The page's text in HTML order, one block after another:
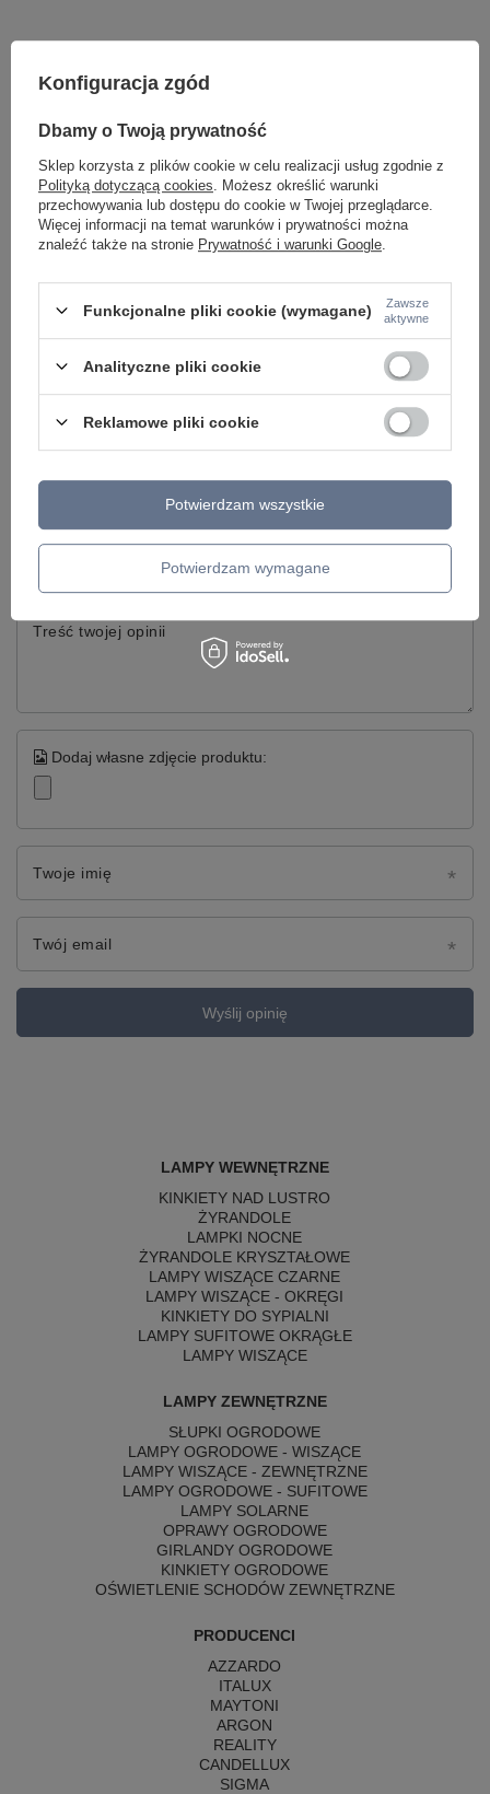
Potrzebujesz pomocy? Masz pytania lub
chcesz lepszą cenę?
Napisz do nas - doradzimy, odpowiemy
Napisz swoją opinię
Twoja ocena:
5/5
Treść twojej opinii
Dodaj własne zdjęcie produktu:
Twoje imię
Twój email
Wyślij opinię
LAMPY WEWNĘTRZNE
KINKIETY NAD LUSTRO
ŻYRANDOLE
LAMPKI NOCNE
ŻYRANDOLE KRYSZTAŁOWE
LAMPY WISZĄCE CZARNE
LAMPY WISZĄCE - OKRĘGI
KINKIETY DO SYPIALNI
LAMPY SUFITOWE OKRĄGŁE
LAMPY WISZĄCE
LAMPY ZEWNĘTRZNE
SŁUPKI OGRODOWE
LAMPY OGRODOWE - WISZĄCE
LAMPY WISZĄCE - ZEWNĘTRZNE
LAMPY OGRODOWE - SUFITOWE
LAMPY SOLARNE
OPRAWY OGRODOWE
GIRLANDY OGRODOWE
KINKIETY OGRODOWE
OŚWIETLENIE SCHODÓW ZEWNĘTRZNE
PRODUCENCI
AZZARDO
ITALUX
MAYTONI
ARGON
REALITY
CANDELLUX
SIGMA
Konfiguracja zgód
Dbamy o Twoją prywatność
Sklep korzysta z plików cookie w celu realizacji usług zgodnie z
Polityką dotyczącą cookies . Możesz określić warunki
przechowywania lub dostępu do cookie w Twojej przeglądarce.
Więcej informacji na temat warunków i prywatności można
znaleźć także na stronie Prywatność i warunki Google
Funkcjonalne pliki cookie (wymagane)
Zawsze
aktywne
Analityczne pliki cookie
Reklamowe pliki cookie
Potwierdzam wymagane
Potwierdzam wszystkie